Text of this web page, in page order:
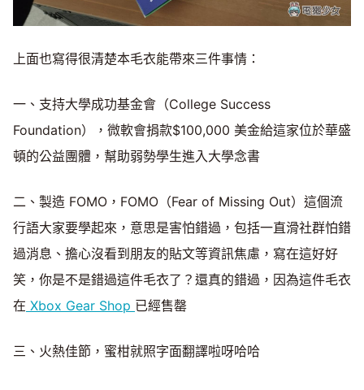
上面也寫得很清楚本毛衣能帶來三件事情：
一、支持大學成功基金會（College Success
Foundation），微軟會捐款$100,000 美金給這家位於華盛
頓的公益團體，幫助弱勢學生進入大學念書
二、製造 FOMO，FOMO（Fear of Missing Out）這個流
行語大家要學起來，意思是害怕錯過，包括一直滑社群怕錯
過消息、擔心沒看到朋友的貼文等資訊焦慮，寫在這好好
笑，你是不是錯過這件毛衣了？還真的錯過，因為這件毛衣
在 Xbox Gear Shop 已經售罄
三、火熱佳節，蜜柑就照字面翻譯啦呀哈哈